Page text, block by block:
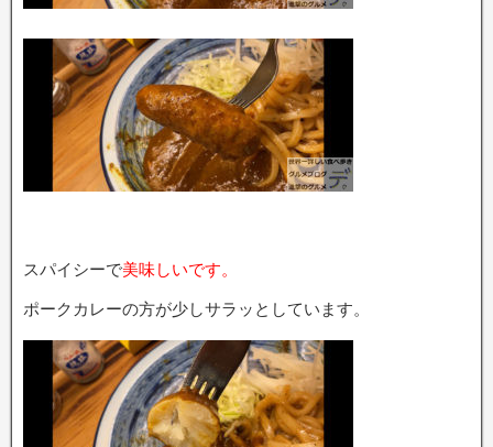
スパイシーで美味しいです。
ポークカレーの方が少しサラッとしています。